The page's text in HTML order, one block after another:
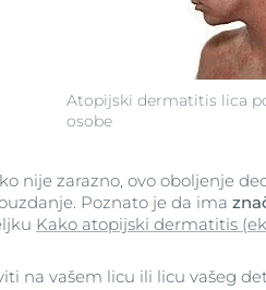
Atopijski dermatitis lica
osobe
nije zarazno, ovo oboljenje
Poznato je da ima
Kako atopijski dermatitis
na vašem licu ili licu vašeg